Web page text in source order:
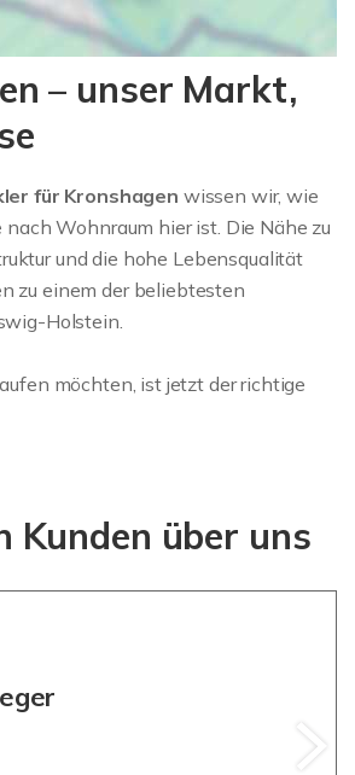
– unser Markt,
für Kronshagen wissen wir, wie
Wohnraum hier ist. Die Nähe zu
und die hohe Lebensqualität
zu einem der beliebtesten
Holstein.
möchten, ist jetzt der richtige
Kunden über uns